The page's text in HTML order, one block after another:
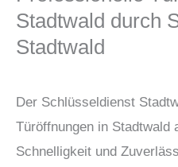
Stadtwald durch
Stadtwald
Der Schlüsseldienst
Türöffnungen in Stadtwald
Schnelligkeit und